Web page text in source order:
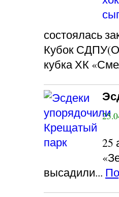
состоялась
Кубок
кубка ХК
25
высадили...